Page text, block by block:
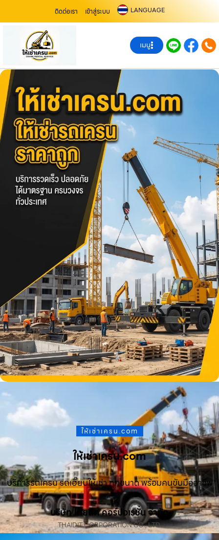
ติดต่อเรา เข้าสู่ระบบ LANGUAGE
เมนู
ให้เช่าเครน.com
ให้เช่าเครน.com
บริการรถเครน รถเฮี๊ยบให้เช่า ทุกขนาด พร้อมคนขับมืออาชีพ
บริษัท ไทยดิท คอร์ปอเรชั่น จำกัด
THAIDIT CORPORATION CO., LTD.